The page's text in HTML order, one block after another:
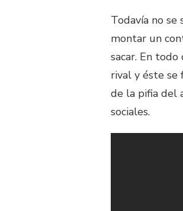
Todavía no se
montar un
sacar. En
rival y éste se
de la pifia del
sociales.